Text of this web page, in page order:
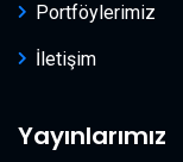
Portföylerimiz
İletişim
Yayınlarımız